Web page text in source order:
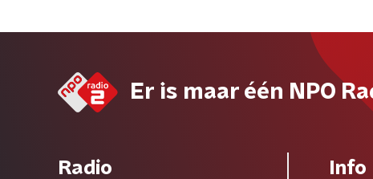
Er is maar één NPO
Radio Info